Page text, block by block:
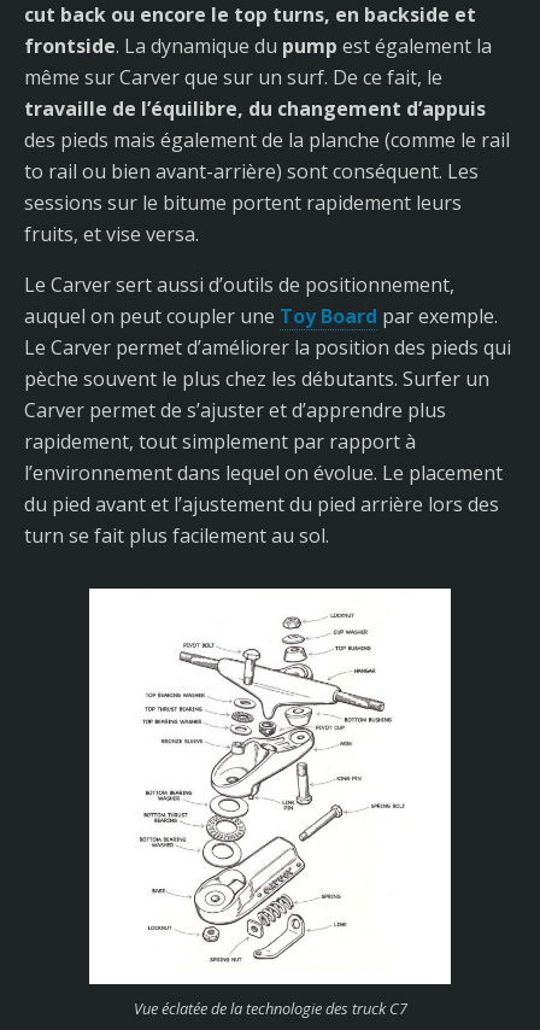
cut back ou encore le top turns, en backside et
frontside. La dynamique du pump est également la
même sur Carver que sur un surf. De ce fait, le
travaille de l’équilibre, du changement d’appuis
des pieds mais également de la planche (comme le rail
to rail ou bien avant-arrière) sont conséquent. Les
sessions sur le bitume portent rapidement leurs
fruits, et vise versa.
Le Carver sert aussi d’outils de positionnement,
auquel on peut coupler une Toy Board par exemple.
Le Carver permet d’améliorer la position des pieds qui
pèche souvent le plus chez les débutants. Surfer un
Carver permet de s’ajuster et d’apprendre plus
rapidement, tout simplement par rapport à
l’environnement dans lequel on évolue. Le placement
du pied avant et l’ajustement du pied arrière lors des
turn se fait plus facilement au sol.
Vue éclatée de la technologie des truck C7